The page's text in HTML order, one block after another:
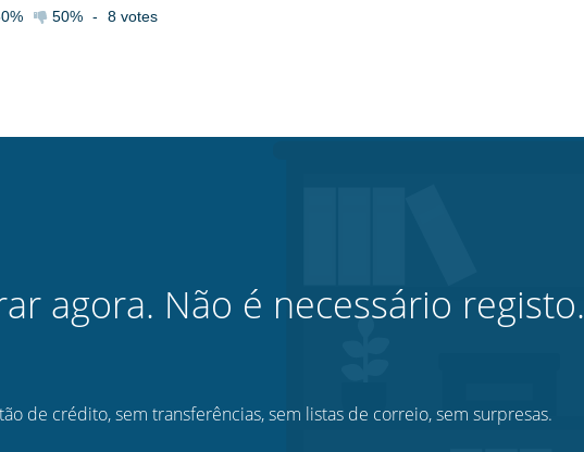
50% - 8 votes
agora. Não é necessário registo.
de crédito, sem transferências, sem listas de correio, sem surpresas.